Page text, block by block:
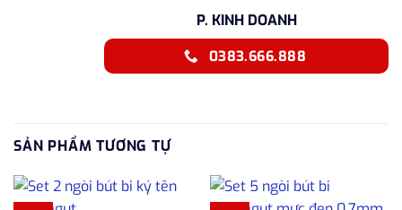
P. KINH DOANH
0383.666.888
SẢN PHẨM TƯƠNG TỰ